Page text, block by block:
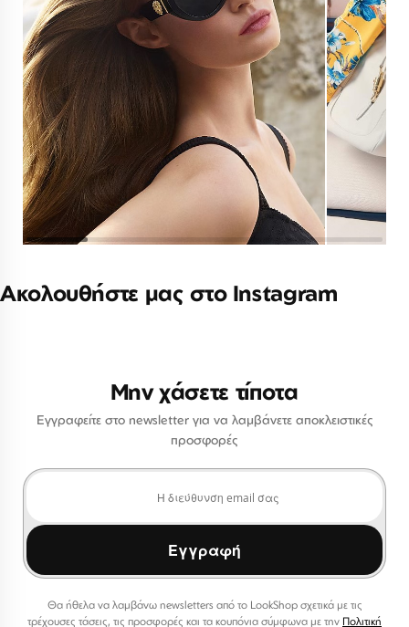
Ακολουθήστε μας στο Instagram
Μην χάσετε τίποτα
Εγγραφείτε στο newsletter για να λαμβάνετε αποκλειστικές
προσφορές
Εγγραφή
Θα ήθελα να λαμβάνω newsletters από το LookShop σχετικά με τις
τρέχουσες τάσεις, τις προσφορές και τα κουπόνια σύμφωνα με την Πολιτική